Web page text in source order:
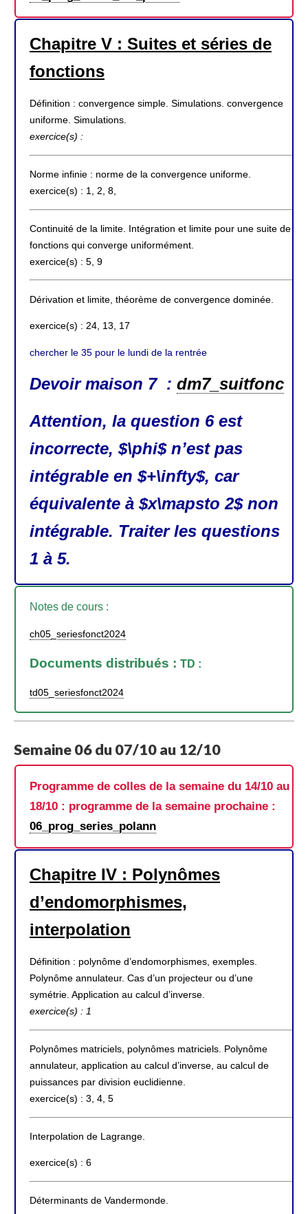
Chapitre V : Suites et séries de
fonctions
Définition : convergence simple. Simulations. convergence
uniforme. Simulations.
exercice(s) :
Norme infinie : norme de la convergence uniforme.
exercice(s) : 1, 2, 8,
Continuité de la limite. Intégration et limite pour une suite de
fonctions qui converge uniformément.
exercice(s) : 5, 9
Dérivation et limite, théorème de convergence dominée.
exercice(s) : 24, 13, 17
chercher le 35 pour le lundi de la rentrée
Devoir maison 7 : dm7_suitfonc
Attention, la question 6 est
incorrecte, $\phi$ n’est pas
intégrable en $+\infty$, car
équivalente à $x\mapsto 2$ non
intégrable. Traiter les questions
1 à 5.
Notes de cours :
ch05_seriesfonct2024
Documents distribués : TD :
td05_seriesfonct2024
Semaine 06 du 07/10 au 12/10
Programme de colles de la semaine du 14/10 au
18/10 : programme de la semaine prochaine :
06_prog_series_polann
Chapitre IV : Polynômes
d’endomorphismes,
interpolation
Définition : polynôme d’endomorphismes, exemples.
Polynôme annulateur. Cas d’un projecteur ou d’une
symétrie. Application au calcul d’inverse.
exercice(s) : 1
Polynômes matriciels, polynômes matriciels. Polynôme
annulateur, application au calcul d’inverse, au calcul de
puissances par division euclidienne.
exercice(s) : 3, 4, 5
Interpolation de Lagrange.
exercice(s) : 6
Déterminants de Vandermonde.